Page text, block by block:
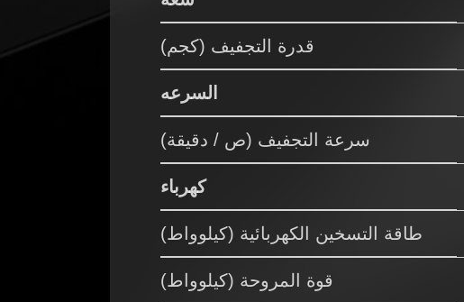
قدرة التجفيف (كجم)
السرعه
سرعة التجفيف (ص / دقيقة)
كهرباء
طاقة التسخين الكهربائية (كيلوواط)
قوة المروحة (كيلوواط)